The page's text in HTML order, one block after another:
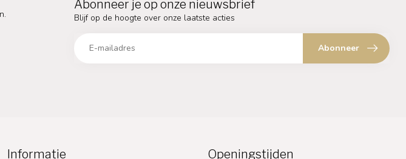
Abonneer je op onze nieuwsbrief
Blijf op de hoogte over onze laatste acties
Abonneer
Informatie Openingstijden